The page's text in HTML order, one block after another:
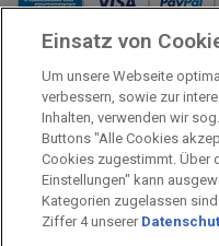
Verkauf und Versand
Kostenloser Versand:
Verkauf und Versand durch:
Verkauf Gutscheine durch:
Sicher einkaufen
Einsatz von
Um unsere Webseite
verbessern, sowie zur
Inhalten, verwenden wir
Buttons "Alle Cookies
Cookies zugestimmt. Über
Einstellungen" kann
Kategorien zugelassen
Ziffer 4 unserer